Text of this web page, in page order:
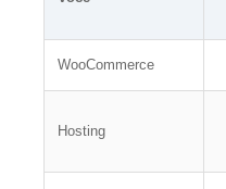
WooCommerce
Hosting